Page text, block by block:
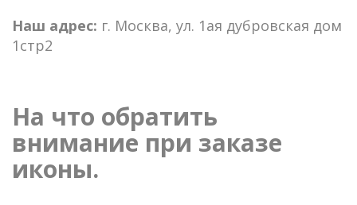
Наш адрес: г. Москва, ул. 1ая дубровская дом
1стр2
На что обратить
внимание при заказе
иконы.